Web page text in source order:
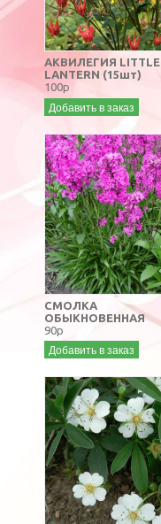
АКВИЛЕГИЯ LITTLE
LANTERN (15шт)
100р
Добавить в заказ
СМОЛКА
ОБЫКНОВЕННАЯ
90р
Добавить в заказ